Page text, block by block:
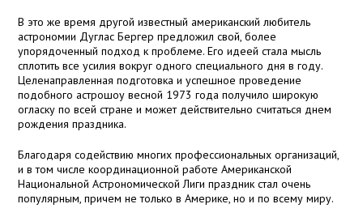
В это же время другой известный американский любитель
астрономии Дуглас Бергер предложил свой, более
упорядоченный подход к проблеме. Его идеей стала мысль
сплотить все усилия вокруг одного специального дня в году.
Целенаправленная подготовка и успешное проведение
подобного астрошоу весной 1973 года получило широкую
огласку по всей стране и может действительно считаться днем
рождения праздника.
Благодаря содействию многих профессиональных организаций,
и в том числе координационной работе Американской
Национальной Астрономической Лиги праздник стал очень
популярным, причем не только в Америке, но и по всему миру.